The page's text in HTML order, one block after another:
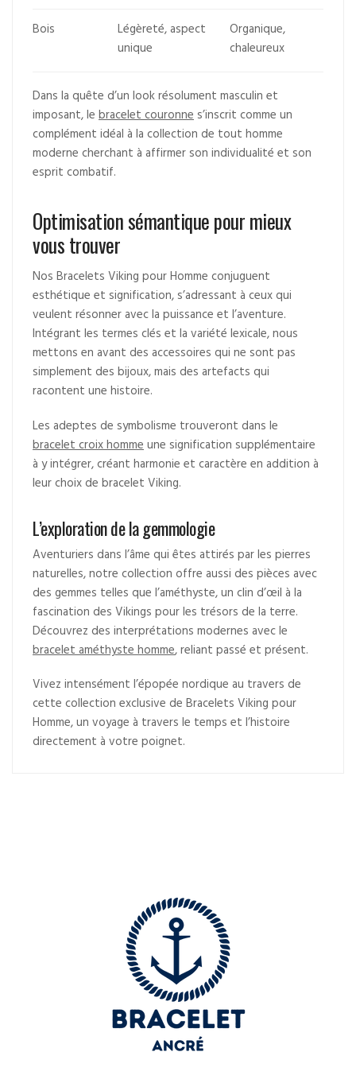
Bois
Légèreté, aspect
unique
Organique,
chaleureux
Dans la quête d’un look résolument masculin et
imposant, lebracelet couronnes’inscrit comme un
complément idéal à la collection de tout homme
moderne cherchant à affirmer son individualité et son
esprit combatif.
Optimisation sémantique pour mieux
vous trouver
Nos Bracelets Viking pour Homme conjuguent
esthétique et signification, s’adressant à ceux qui
veulent résonner avec la puissance et l’aventure.
Intégrant les termes clés et la variété lexicale, nous
mettons en avant des accessoires qui ne sont pas
simplement des bijoux, mais des artefacts qui
racontent une histoire.
Les adeptes de symbolisme trouveront dans le
bracelet croix hommeune signification supplémentaire
à y intégrer, créant harmonie et caractère en addition à
leur choix de bracelet Viking.
L’exploration de la gemmologie
Aventuriers dans l’âme qui êtes attirés par les pierres
naturelles, notre collection offre aussi des pièces avec
des gemmes telles que l’améthyste, un clin d’œil à la
fascination des Vikings pour les trésors de la terre.
Découvrez des interprétations modernes avec le
bracelet améthyste homme, reliant passé et présent.
Vivez intensément l’épopée nordique au travers de
cette collection exclusive de Bracelets Viking pour
Homme, un voyage à travers le temps et l’histoire
directement à votre poignet.